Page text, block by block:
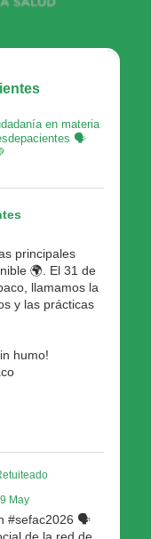
en materia
🗣
principales
🌍. El 31 de
llamamos la
y las prácticas
humo!
May
#sefac2026 🗣️
de la red de